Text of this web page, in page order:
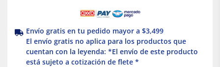
Envío gratis en tu pedido mayor a $3,499
El envío gratis no aplica para los productos que
cuentan con la leyenda: *El envío de este producto
está sujeto a cotización de flete *